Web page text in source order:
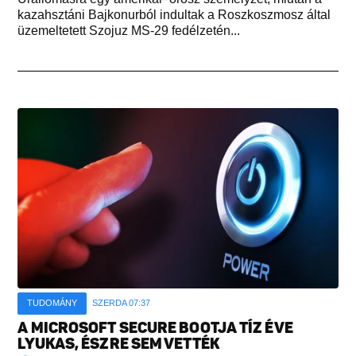
kazahsztáni Bajkonurból indultak a Roszkoszmosz által
üzemeltetett Szojuz MS-29 fedélzetén...
TUDOMÁNY SZERDA 07:37
A MICROSOFT SECURE BOOTJA TÍZ ÉVE
LYUKAS, ÉSZRE SEM VETTÉK